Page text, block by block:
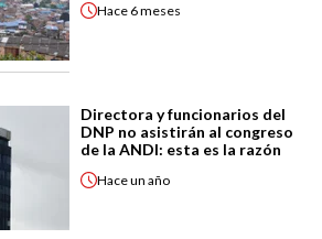
Hace 6 meses
Directora y funcionarios del
DNP no asistirán al congreso
de la ANDI: esta es la razón
Haceun año